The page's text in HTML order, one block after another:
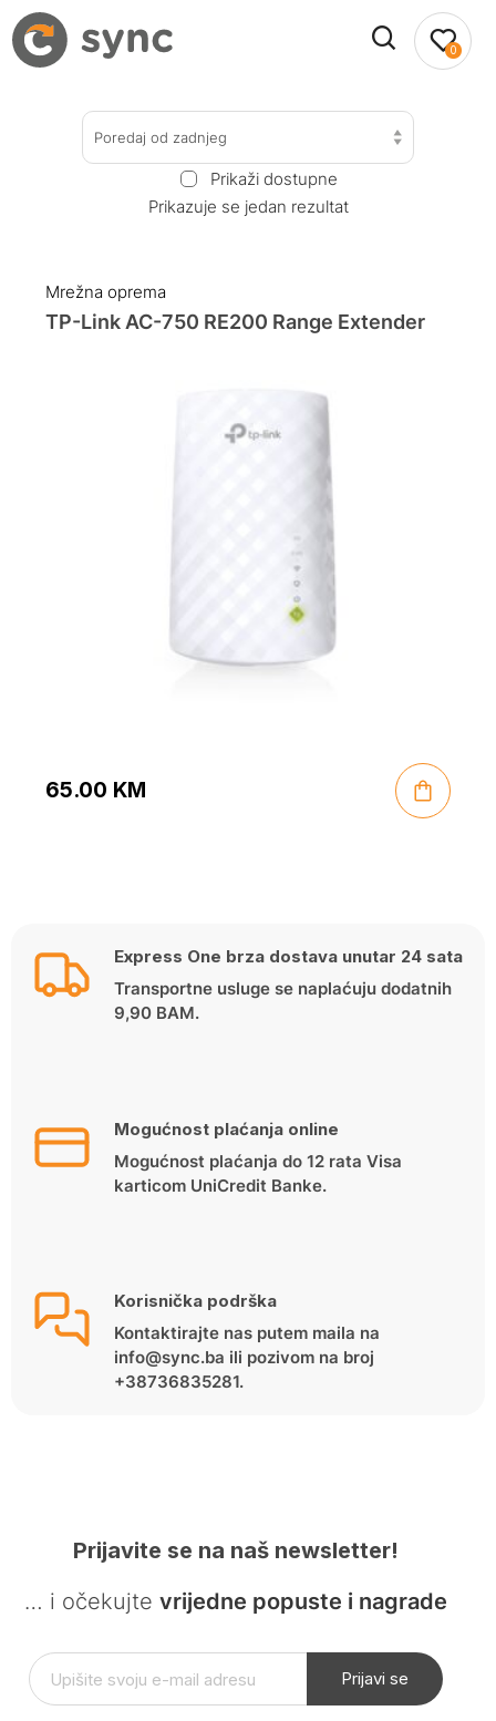
0
Poredaj od zadnjeg
Prikaži dostupne
Prikazuje se jedan rezultat
Mrežna oprema
TP-Link AC-750 RE200 Range Extender
65.00 KM
Express One brza dostava unutar 24 sata
Transportne usluge se naplaćuju dodatnih
9,90 BAM.
Mogućnost plaćanja online
Mogućnost plaćanja do 12 rata Visa
karticom UniCredit Banke.
Korisnička podrška
Kontaktirajte nas putem maila na
info@sync.ba ili pozivom na broj
+38736835281.
Prijavite se na naš newsletter!
… i očekujte vrijedne popuste i nagrade
Prijavi se